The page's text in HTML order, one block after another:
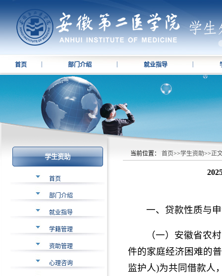
首页 部门介绍 就业指导
学生资助
首页
部门介绍
就业指导
学籍管理
资助管理
心理咨询
当前位置： 首页>>学生资助>>正
一、贷款性质与
（一）安徽省农
件的家庭经济困难的
监护人)为共同借款人